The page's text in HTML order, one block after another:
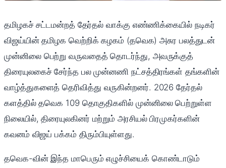
தமிழகச் சட்டமன்றத் தேர்தல் வாக்கு எண்ணிக்கையில் நடிகர்
விஜய்யின் தமிழக வெற்றிக் கழகம் (தவெக) அசுர பலத்துடன்
முன்னிலை பெற்று வருவதைத் தொடர்ந்து, அவருக்குத்
திரையுலகைச் சேர்ந்த பல முன்னணி நட்சத்திரங்கள் தங்களின்
வாழ்த்துகளைத் தெரிவித்து வருகின்றனர். 2026 தேர்தல்
களத்தில் தவெக 109 தொகுதிகளில் முன்னிலை பெற்றுள்ள
நிலையில், திரையுலகினர் மற்றும் அரசியல் பிரமுகர்களின்
கவனம் விஜய் பக்கம் திரும்பியுள்ளது.
தவெக-வின் இந்த மாபெரும் எழுச்சியைக் கொண்டாடும்